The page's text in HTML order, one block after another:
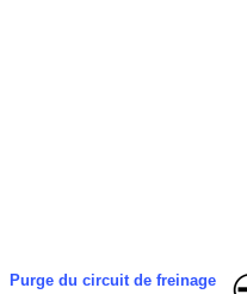
Purge du circuit de freinage